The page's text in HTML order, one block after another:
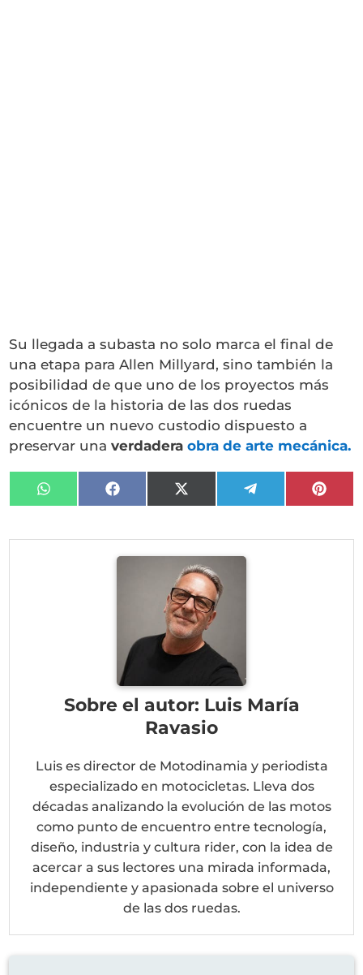
Su llegada a subasta no solo marca el final de
una etapa para Allen Millyard, sino también la
posibilidad de que uno de los proyectos más
icónicos de la historia de las dos ruedas
encuentre un nuevo custodio dispuesto a
preservar unaverdaderaobra de arte mecánica.
Compartir
en
Compartir
en
Compartir
en
(Twitter)
Compartir
en
en
Sobre el autor: Luis María
Ravasio
Luis es director de Motodinamia y periodista
especializado en motocicletas. Lleva dos
décadas analizando la evolución de las motos
como punto de encuentro entre tecnología,
diseño, industria y cultura rider, con la idea de
acercar a sus lectores una mirada informada,
independiente y apasionada sobre el universo
de las dos ruedas.